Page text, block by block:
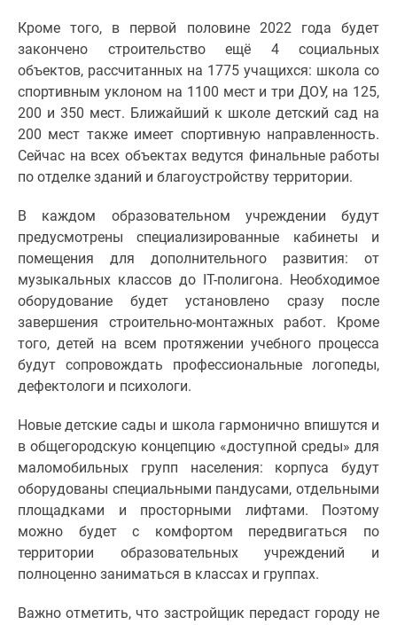
комнатные
комнатные
Квартиры
карте
Ипотечный
Семейная
ипотека
Военная
ипотека
Банки
программы
Медиа
Новости
Мнение
эксперта
Аналитика
рынка
Покупателю
Экспертиза
новостроек
Эксперты
Кроме того, в первой половине 2022 года будет
закончено строительство ещё 4 социальных
объектов, рассчитанных на 1775 учащихся: школа со
спортивным уклоном на 1100 мест и три ДОУ, на 125,
200 и 350 мест. Ближайший к школе детский сад на
200 мест также имеет спортивную направленность.
Сейчас на всех объектах ведутся финальные работы
по отделке зданий и благоустройству территории.
В каждом образовательном учреждении будут
предусмотрены специализированные кабинеты и
помещения для дополнительного развития: от
музыкальных классов до IT-полигона. Необходимое
оборудование будет установлено сразу после
завершения строительно-монтажных работ. Кроме
того, детей на всем протяжении учебного процесса
будут сопровождать профессиональные логопеды,
дефектологи и психологи.
Новые детские сады и школа гармонично впишутся и
в общегородскую концепцию «доступной среды» для
маломобильных групп населения: корпуса будут
оборудованы специальными пандусами, отдельными
площадками и просторными лифтами. Поэтому
можно будет с комфортом передвигаться по
территории образовательных учреждений и
полноценно заниматься в классах и группах.
Важно отметить, что застройщик передаст городу не